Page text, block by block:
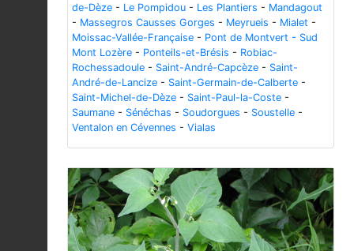
de-Dèze - Le Pompidou - Les Plantiers - Mandagout
- Massegros Causses Gorges - Meyrueis - Mialet -
Moissac-Vallée-Française - Pont de Montvert - Sud
Mont Lozère - Ponteils-et-Brésis - Robiac-
Rochessadoule - Saint-André-Capcèze - Saint-
André-de-Lancize - Saint-Germain-de-Calberte -
Saint-Michel-de-Dèze - Saint-Paul-la-Coste -
Saumane - Sénéchas - Soudorgues - Soustelle -
Ventalon en Cévennes - Vialas